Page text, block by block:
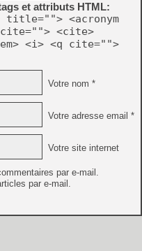
et attributs HTML:
<acronym
<cite>
<i> <q cite="">
Votre nom *
Votre adresse email *
Votre site internet
par e-mail.
par e-mail.